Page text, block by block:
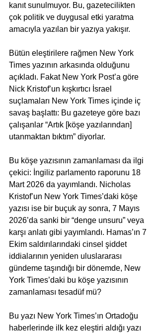
kanıt sunulmuyor. Bu, gazetecilikten
çok politik ve duygusal etki yaratma
amacıyla yazılan bir yazıya yakışır.
Bütün eleştirilere rağmen New York
Times yazının arkasında olduğunu
açıkladı. Fakat New York Post’a göre
Nick Kristof’un kışkırtıcı İsrael
suçlamaları New York Times içinde iç
savaş başlattı: Bu gazeteye göre bazı
çalışanlar “Artık [köşe yazılarından]
utanmaktan bıktım” diyorlar.
Bu köşe yazısının zamanlaması da ilgi
çekici: İngiliz parlamento raporunu 18
Mart 2026 da yayımlandı. Nicholas
Kristof’un New York Times’daki köşe
yazısı ise bir buçuk ay sonra, 7 Mayıs
2026’da sanki bir “denge unsuru” veya
karşı anlatı gibi yayımlandı. Hamas’ın 7
Ekim saldırılarındaki cinsel şiddet
iddialarının yeniden uluslararası
gündeme taşındığı bir dönemde, New
York Times’daki bu köşe yazısının
zamanlaması tesadüf mü?
Bu yazı New York Times’ın Ortadoğu
haberlerinde ilk kez eleştiri aldığı yazı